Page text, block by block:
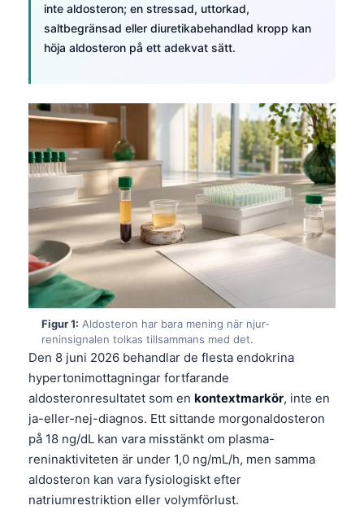
inte aldosteron; en stressad, uttorkad,
saltbegränsad eller diuretikabehandlad kropp kan
höja aldosteron på ett adekvat sätt.
Figur 1: Aldosteron har bara mening när njur-
reninsignalen tolkas tillsammans med det.
Den 8 juni 2026 behandlar de flesta endokrina
hypertonimottagningar fortfarande
aldosteronresultatet som en kontextmarkör, inte en
ja-eller-nej-diagnos. Ett sittande morgonaldosteron
på 18 ng/dL kan vara misstänkt om plasma-
reninaktiviteten är under 1,0 ng/mL/h, men samma
aldosteron kan vara fysiologiskt efter
natriumrestriktion eller volymförlust.